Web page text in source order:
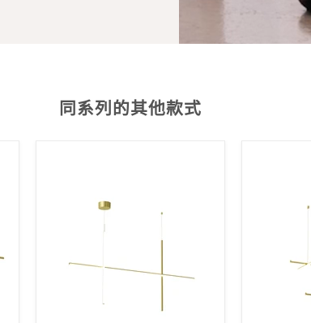
同系列的其他款式